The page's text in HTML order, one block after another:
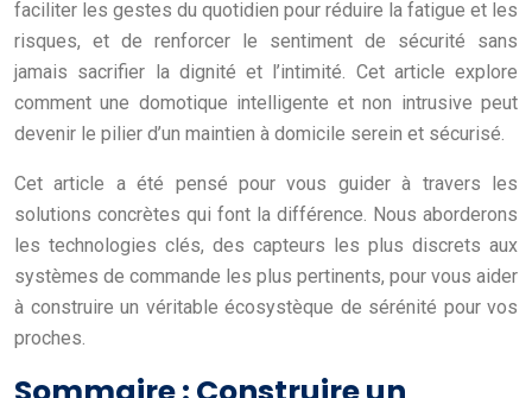
faciliter les gestes du quotidien pour réduire la fatigue et les
risques, et de renforcer le sentiment de sécurité sans
jamais sacrifier la dignité et l’intimité. Cet article explore
comment une domotique intelligente et non intrusive peut
devenir le pilier d’un maintien à domicile serein et sécurisé.
Cet article a été pensé pour vous guider à travers les
solutions concrètes qui font la différence. Nous aborderons
les technologies clés, des capteurs les plus discrets aux
systèmes de commande les plus pertinents, pour vous aider
à construire un véritable écosystèque de sérénité pour vos
proches.